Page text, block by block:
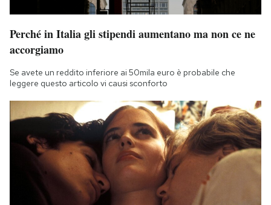
Perché in Italia gli stipendi aumentano ma non ce ne
accorgiamo
Se avete un reddito inferiore ai 50mila euro è probabile che
leggere questo articolo vi causi sconforto